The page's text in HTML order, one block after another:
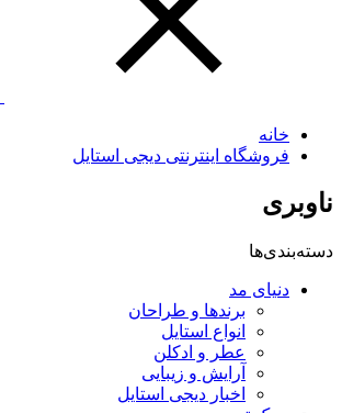
خانه
فروشگاه اینترنتی دیجی استایل
ناوبری
دسته‌بندی‌ها
دنیای مد
برندها و طراحان
انواع استایل
عطر و ادکلن
آرایش و زیبایی
اخبار دیجی استایل